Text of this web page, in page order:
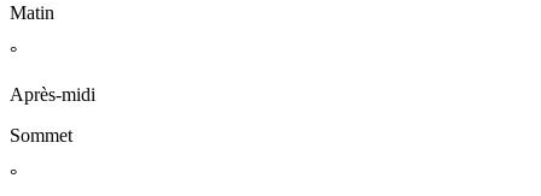
Matin
°
Après-midi
Sommet
°